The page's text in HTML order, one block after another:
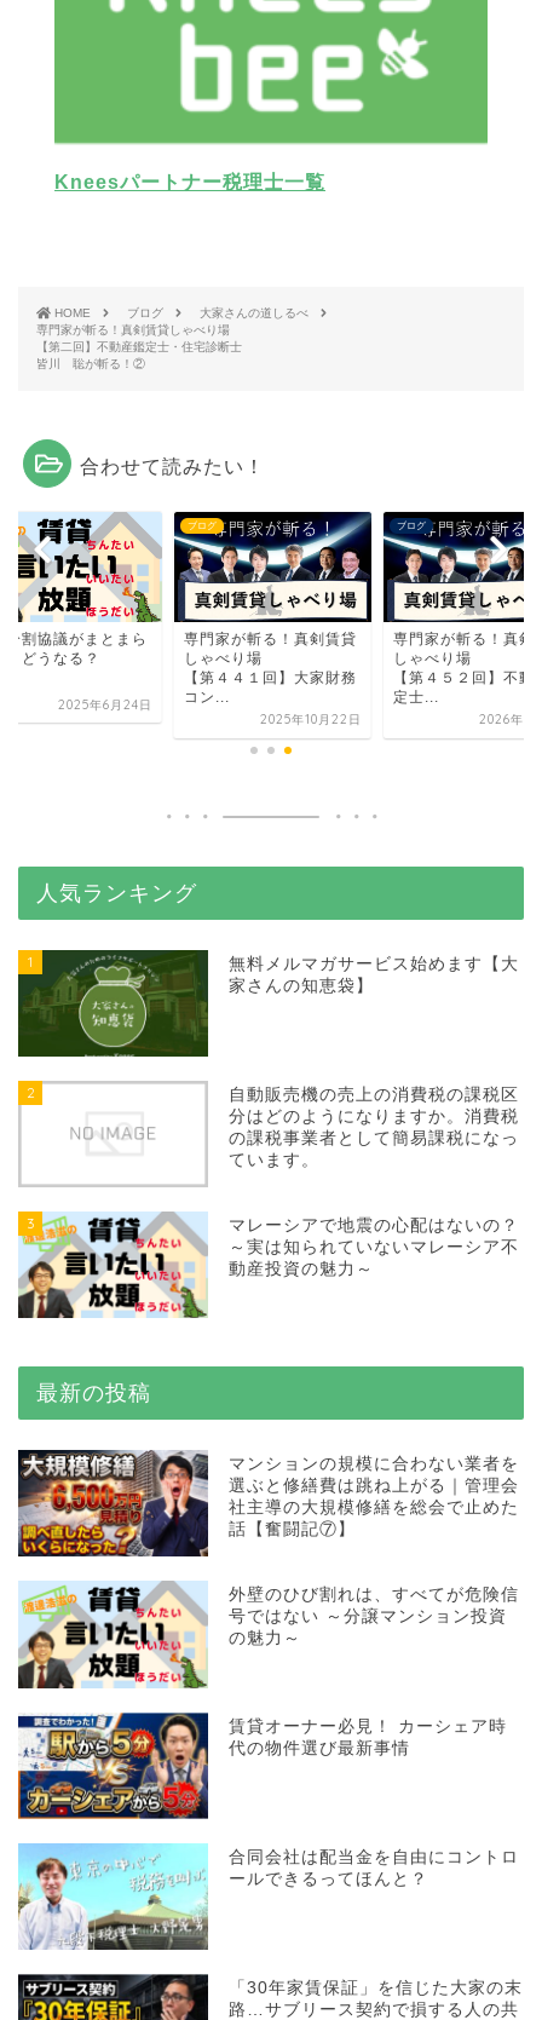
Kneesパートナー税理士一覧
HOME ブログ
大家さんの道しるべ
専門家が斬る！真剣賃貸しゃべり場
【第二回】不動産鑑定士・住宅診断士
皆川 聡が斬る！②
合わせて読みたい！
分割協議がまとまら
。どうなる？
2025年6月24日
ブログ
専門家が斬る！真剣賃貸
しゃべり場
【第４４１回】大家財務
コン...
2025年10月22日
ブログ
専門家が斬る！真剣
しゃべり場
【第４５２回】不動
定士...
2026年1
人気ランキング
1
無料メルマガサービス始めます【大
家さんの知恵袋】
2
自動販売機の売上の消費税の課税区
分はどのようになりますか。消費税
の課税事業者として簡易課税になっ
ています。
3
マレーシアで地震の心配はないの？
～実は知られていないマレーシア不
動産投資の魅力～
最新の投稿
マンションの規模に合わない業者を
選ぶと修繕費は跳ね上がる｜管理会
社主導の大規模修繕を総会で止めた
話【奮闘記⑦】
外壁のひび割れは、すべてが危険信
号ではない ～分譲マンション投資
の魅力～
賃貸オーナー必見！ カーシェア時
代の物件選び最新事情
合同会社は配当金を自由にコントロ
ールできるってほんと？
「30年家賃保証」を信じた大家の末
路…サブリース契約で損する人の共